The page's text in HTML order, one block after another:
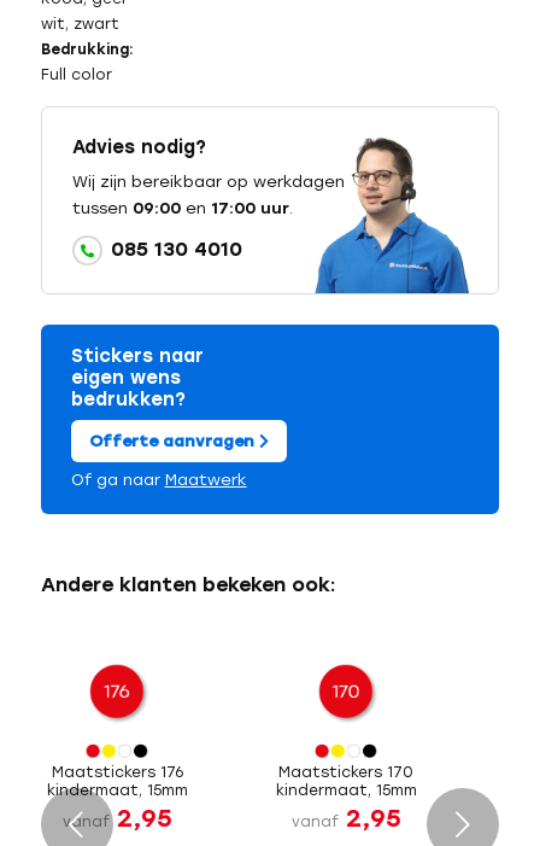
wit, zwart
Bedrukking:
Full color
Advies nodig?
Wij zijn bereikbaar op werkdagen
tussen 09:00en 17:00 uur.
085 130 4010
Stickers naar
eigen wens
bedrukken?
Offerte aanvragen
Of ga naar Maatwerk
Andere klanten bekeken ook:
Maatstickers 176
kindermaat, 15mm
vanaf 2,95
Maatstickers 170
kindermaat, 15mm
vanaf 2,95
Volgende